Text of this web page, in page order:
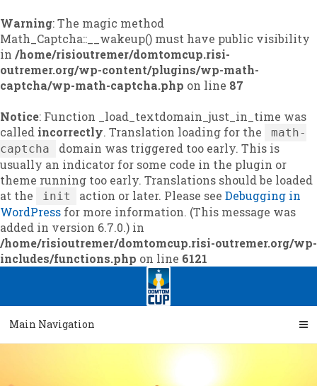
Warning: The magic method
Math_Captcha::__wakeup() must have public visibility
in /home/risioutremer/domtomcup.risi-
outremer.org/wp-content/plugins/wp-math-
captcha/wp-math-captcha.php on line 87
Notice: Function _load_textdomain_just_in_time was
called incorrectly. Translation loading for the
math-
captcha
domain was triggered too early. This is
usually an indicator for some code in the plugin or
theme running too early. Translations should be loaded
at the
init action or later. Please seeDebugging in
WordPress for more information. (This message was
added in version 6.7.0.) in
/home/risioutremer/domtomcup.risi-outremer.org/wp-
includes/functions.php on line 6121
navigation
content
Main Navigation